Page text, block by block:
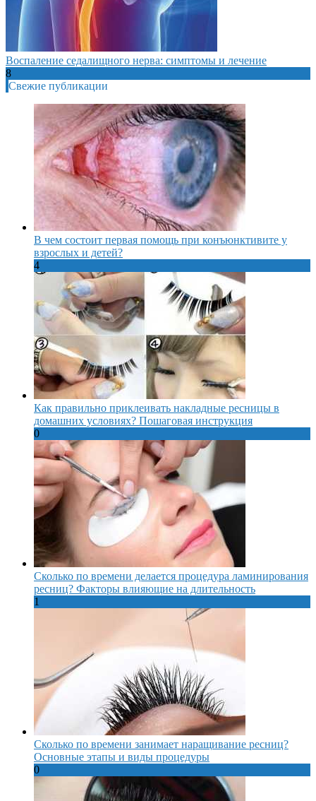
Воспаление седалищного нерва: симптомы и лечение
8
Свежие публикации
В чем состоит первая помощь при конъюнктивите у
взрослых и детей?
4
Как правильно приклеивать накладные ресницы в
домашних условиях? Пошаговая инструкция
0
Сколько по времени делается процедура ламинирования
ресниц? Факторы влияющие на длительность
1
Сколько по времени занимает наращивание ресниц?
Основные этапы и виды процедуры
0